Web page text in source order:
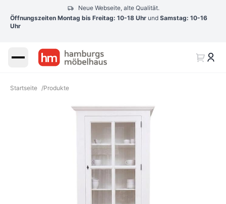
Neue Webseite, alte Qualität.
Öffnungszeiten Montag bis Freitag: 10-18 Uhr und Samstag: 10-16
Uhr
Startseite /Produkte